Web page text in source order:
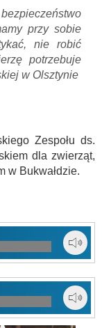
przy sobie
nie robić
potrzebuje
w Olsztynie
Zespołu ds.
dla zwierząt,
w Bukwałdzie.